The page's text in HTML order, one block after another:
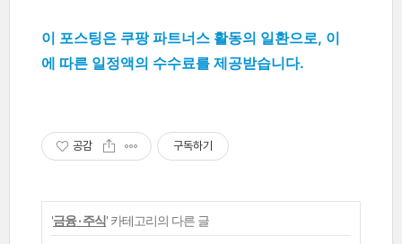
이 포스팅은 쿠팡 파트너스 활동의 일환으로, 이
에 따른 일정액의 수수료를 제공받습니다.
공감 구독하기
'금융 · 주식' 카테고리의 다른 글